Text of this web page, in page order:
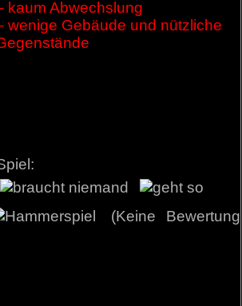
kaum Abwechslung
wenige Gebäude und nützliche
(Keine Bewertung